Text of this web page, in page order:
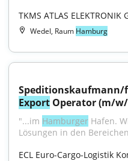
TKMS ATLAS ELEKTRONIK
Wedel, Raum Hamburg
Speditionskaufmann/
Export Operator (m/
"...im Hamburger Hafen.
Lösungen in den
ECL Euro-Cargo-Logistik